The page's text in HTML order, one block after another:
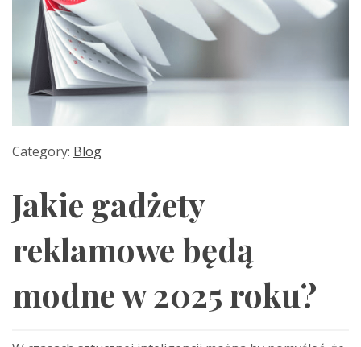
Category: Blog
Jakie gadżety
reklamowe będą
modne w 2025 roku?